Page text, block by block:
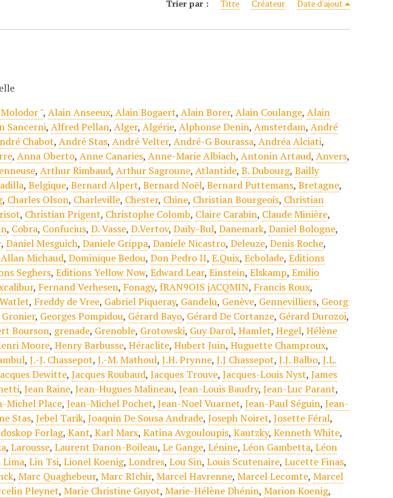
Trier par : Titre Créateur Date d'ajout
",Alain Anseeux,Alain Bogaert,Alain Borer,Alain Coulange,Alain
Sancerni,Alfred Pellan,Alger,Algérie,Alphonse Denin,Amsterdam,André
Chabot,André Stas,André Velter,André-G Bourassa,Andréa Alciati,
,Anna Oberto,Anne Canaries,Anne-Marie Albiach,Antonin Artaud,Anvers,
,Arthur Rimbaud,Arthur Sagroune,Atlantide,B. Dubourg,Bailly
,Belgique,Bernard Alpert,Bernard Noël,Bernard Puttemans,Bretagne,
, Charles Olson, Charleville, Chester, Chine, Christian Bourgeois, Christian
, Christian Prigent, Christophe Colomb, Claire Carabin, Claude Minière,
, Cobra, Confucius,D. Vasse,D.Vertov,Daily-Bul,Danemark,Daniel Bologne,
,Daniel Mesguich,Daniele Grippa,Daniele Nicastro,Deleuze,Denis Roche,
Michaud,Dominique Bedou,Don Pedro II,E.Quix,Ecbolade,Editions
Seghers,Editions Yellow Now,Edward Lear,Einstein,Elskamp,Emilio
, Fernand Verhesen, Fonagy,fRAN9OIS jACQMIN, Francis Roux,
, Freddy de Vree, Gabriel Piqueray, Gandelu, Genève, Gennevilliers, Georg
Gronier, Georges Pompidou, Gérard Bayo, Gérard De Cortanze, Gérard Durozoi,
Bourson, grenade, Grenoble, Grotowski, Guy Darol,Hamlet,Hegel,Hélène
Moore,Henry Barbusse,Héraclite,Hubert Juin,Huguette Champroux,
,J.-J. Chassepot,J.-M. Mathoul,J.H. Prynne,J.J Chassepot,J.J. Balbo,J.L.
Dewitte,Jacques Roubaud,Jacques Trouve,Jacques-Louis Nyst,James
,Jean Raine,Jean-Hugues Malineau,Jean-Louis Baudry,Jean-Luc Parant,
Michel Place,Jean-Michel Pochet,Jean-Noel Vuarnet,Jean-Paul Séguin,Jean-
Stas,Jebel Tarik,Joaquin De Sousa Andrade,Joseph Noiret,Josette Féral,
Forlag,Kant,Karl Marx,Katina Avgouloupis,Kautzky,Kenneth White,
,Larousse,Laurent Danon-Boileau,Le Gange,Lénine,Léon Gambetta,Léon
Lima,Lin Tsi,Lionel Koenig,Londres,Lou Sin,Louis Scutenaire,Lucette Finas,
,Marc Quaghebeur,Marc RIchir,Marcel Havrenne,Marcel Lecomte,Marcel
Pleynet,Marie Christine Guyot,Marie-Hélène Dhénin,Marion Koenig,